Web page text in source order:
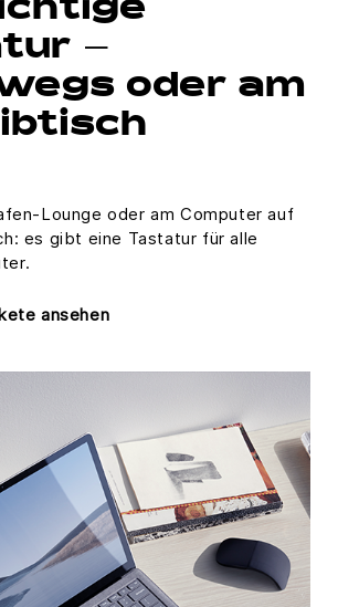
–
oder am
Lounge oder am Computer auf
es gibt eine Tastatur für alle
ansehen